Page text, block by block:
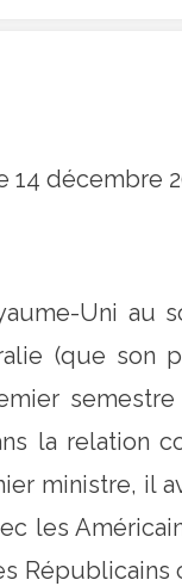
14 décembre
Uni au
(que son
la relation
ministre, il
les